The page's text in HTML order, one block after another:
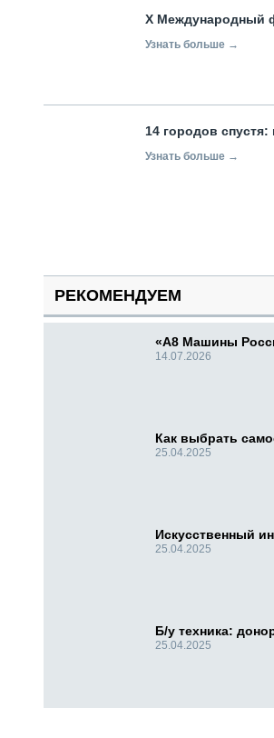
X Международный
Узнать больше →
14 городов
Узнать больше →
РЕКОМЕНДУЕМ
«А8 Машины
14.07.2026
Как выбрать
25.04.2025
Искусственный
25.04.2025
Б/у техника:
25.04.2025